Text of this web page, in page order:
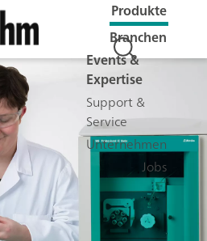
Produkte
Branchen
Events &
Expertise
Support &
Service
Unternehmen
Jobs